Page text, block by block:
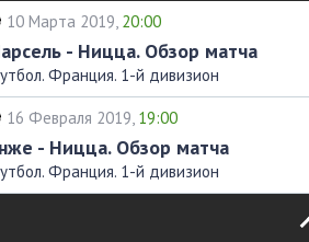
10 Марта 2019, 20:00
- Ницца. Обзор матча
Франция. 1-й дивизион
16 Февраля 2019, 19:00
- Ницца. Обзор матча
Франция. 1-й дивизион